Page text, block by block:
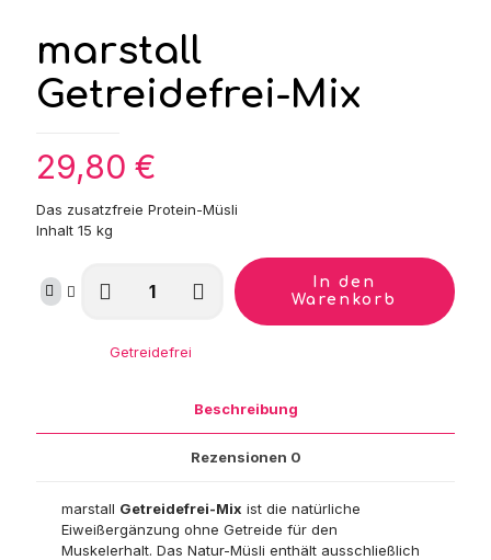
marstall
Getreidefrei-Mix
29,80 €
Das zusatzfreie Protein-Müsli
Inhalt 15 kg
Getreidefrei-
In den
Warenkorb
Getreidefrei
Beschreibung
Rezensionen 0
marstall Getreidefrei-Mix ist die natürliche
Eiweißergänzung ohne Getreide für den
Muskelerhalt. Das Natur-Müsli enthält ausschließlich